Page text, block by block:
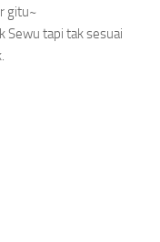
gitu~
Sewu tapi tak sesuai